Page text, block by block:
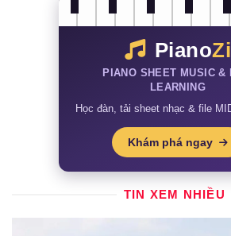
PianoZi
PIANO SHEET MUSIC &
LEARNING
Học đàn, tải sheet nhạc & file
Khám phá ngay
TIN XEM NHIỀU